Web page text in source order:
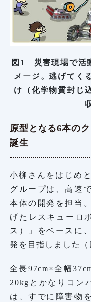
図1 災害現場で活
メージ。逃げてく
け（化学物質封じ
原型となる6本の
誕生
小柳さんをはじめ
グループは、高速
本体の開発を担当
げたレスキューロ
ス）」をベースに
発を目指しました（
全長97cm×全幅
20kgとかなりコン
は、すでに障害物